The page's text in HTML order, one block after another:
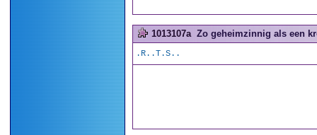
1013107a Zo geheimzinnig als een
.R..T.S..